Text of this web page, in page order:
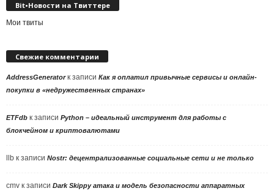
Bit•Новости на Твиттере
Мои твиты
Свежие комментарии
AddressGeneratorк записи Как я оплатил привычные сервисы и онлайн-
покупки в «недружественных странах»
ETFdb к записи Python – идеальный инструмент для работы с
блокчейном и криптовалютами
llb к записи Nostr: децентрализованные социальные сети и не только
cmv к записи Dark Skippy атака и модель безопасности аппаратных